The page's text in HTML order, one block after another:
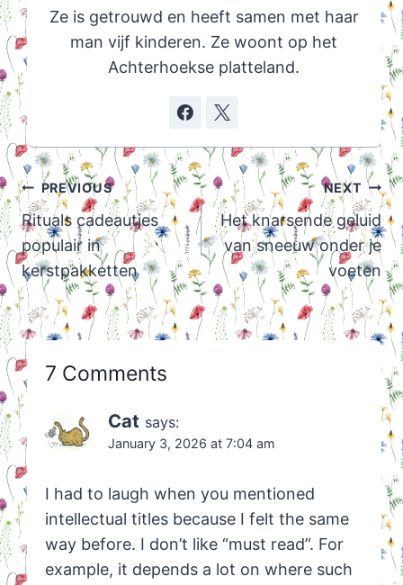
Ze is getrouwd en heeft samen met haar
man vijf kinderen. Ze woont op het
Achterhoekse platteland.
Post
navigation
PREVIOUS
Rituals cadeautjes
populair in
kerstpakketten
NEXT
Het knarsende geluid
van sneeuw onder je
voeten
7 Comments
Cat says:
January 3, 2026 at 7:04 am
I had to laugh when you mentioned
intellectual titles because I felt the same
way before. I don’t like “must read”. For
example, it depends a lot on where such